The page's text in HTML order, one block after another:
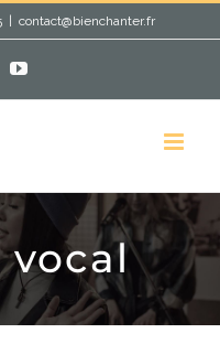
contact@bienchanter.fr
YouTube
vocal